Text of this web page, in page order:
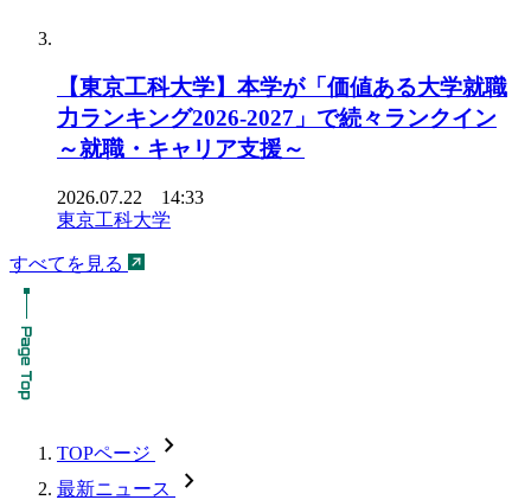
【東京工科大学】本学が「価値ある大学就職
力ランキング2026-2027」で続々ランクイン
～就職・キャリア支援～
2026.07.22 14:33
東京工科大学
すべてを見る
TOPページ chevron_forward
最新ニュース chevron_forward